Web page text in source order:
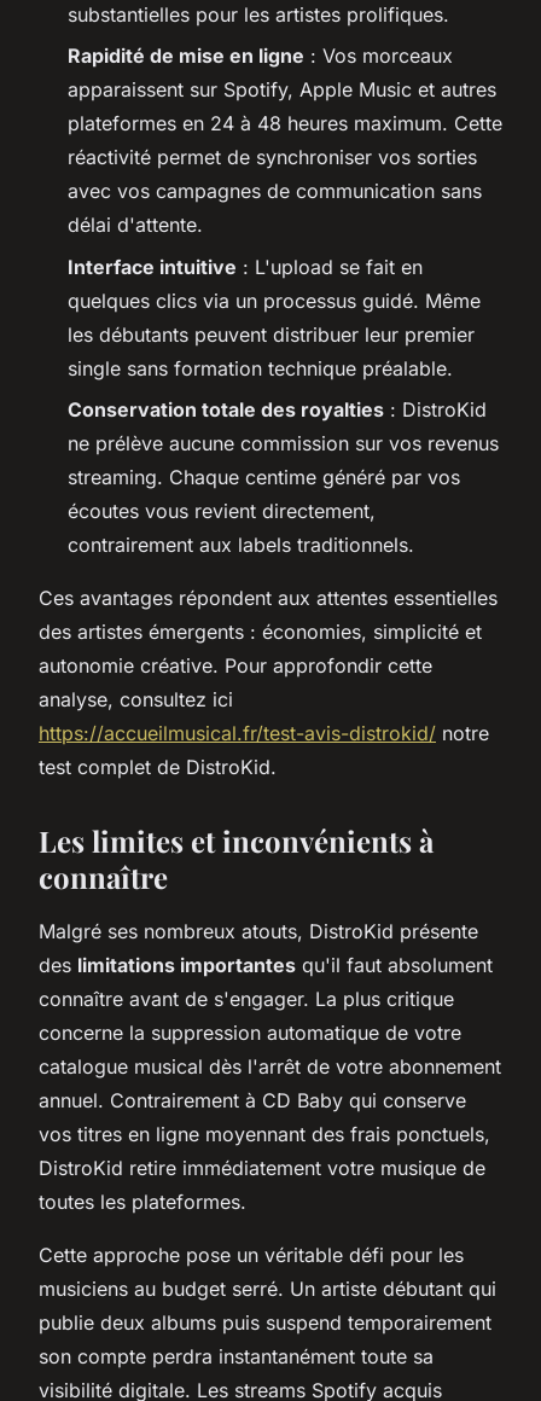
substantielles pour les artistes prolifiques.
Rapidité de mise en ligne : Vos morceaux
apparaissent sur Spotify, Apple Music et autres
plateformes en 24 à 48 heures maximum. Cette
réactivité permet de synchroniser vos sorties
avec vos campagnes de communication sans
délai d'attente.
Interface intuitive : L'upload se fait en
quelques clics via un processus guidé. Même
les débutants peuvent distribuer leur premier
single sans formation technique préalable.
Conservation totale des royalties : DistroKid
ne prélève aucune commission sur vos revenus
streaming. Chaque centime généré par vos
écoutes vous revient directement,
contrairement aux labels traditionnels.
Ces avantages répondent aux attentes essentielles
des artistes émergents : économies, simplicité et
autonomie créative. Pour approfondir cette
analyse, consultez ici
https://accueilmusical.fr/test-avis-distrokid/ notre
test complet de DistroKid.
Les limites et inconvénients à
connaître
Malgré ses nombreux atouts, DistroKid présente
des limitations importantes qu'il faut absolument
connaître avant de s'engager. La plus critique
concerne la suppression automatique de votre
catalogue musical dès l'arrêt de votre abonnement
annuel. Contrairement à CD Baby qui conserve
vos titres en ligne moyennant des frais ponctuels,
DistroKid retire immédiatement votre musique de
toutes les plateformes.
Cette approche pose un véritable défi pour les
musiciens au budget serré. Un artiste débutant qui
publie deux albums puis suspend temporairement
son compte perdra instantanément toute sa
visibilité digitale. Les streams Spotify acquis